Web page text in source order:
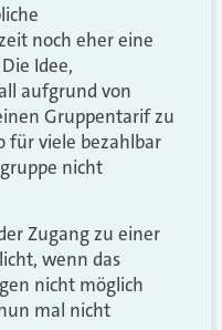
noch eher eine
Idee,
aufgrund von
Gruppentarif zu
für viele bezahlbar
nicht
Zugang zu einer
wenn das
nicht möglich
mal nicht